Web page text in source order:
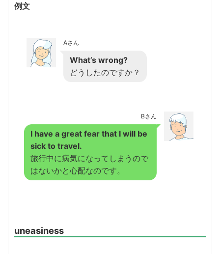
例文
Aさん
What’s wrong?
どうしたのですか？
Bさん
I have a great fear that I will be
sick to travel.
旅行中に病気になってしまうので
はないかと心配なのです。
uneasiness